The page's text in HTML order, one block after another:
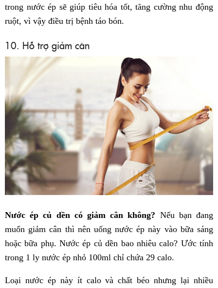
trong nước ép sẽ giúp tiêu hóa tốt, tăng cường nhu động
ruột, vì vậy điều trị bệnh táo bón.
10. Hỗ trợ giảm cân
Nước ép củ dền có giảm cân không? Nếu bạn đang
muốn giảm cân thì nên uống nước ép này vào bữa sáng
hoặc bữa phụ. Nước ép củ dền bao nhiêu calo? Ước tính
trong 1 ly nước ép nhỏ 100ml chỉ chứa 29 calo.
Loại nước ép này ít calo và chất béo nhưng lại nhiều